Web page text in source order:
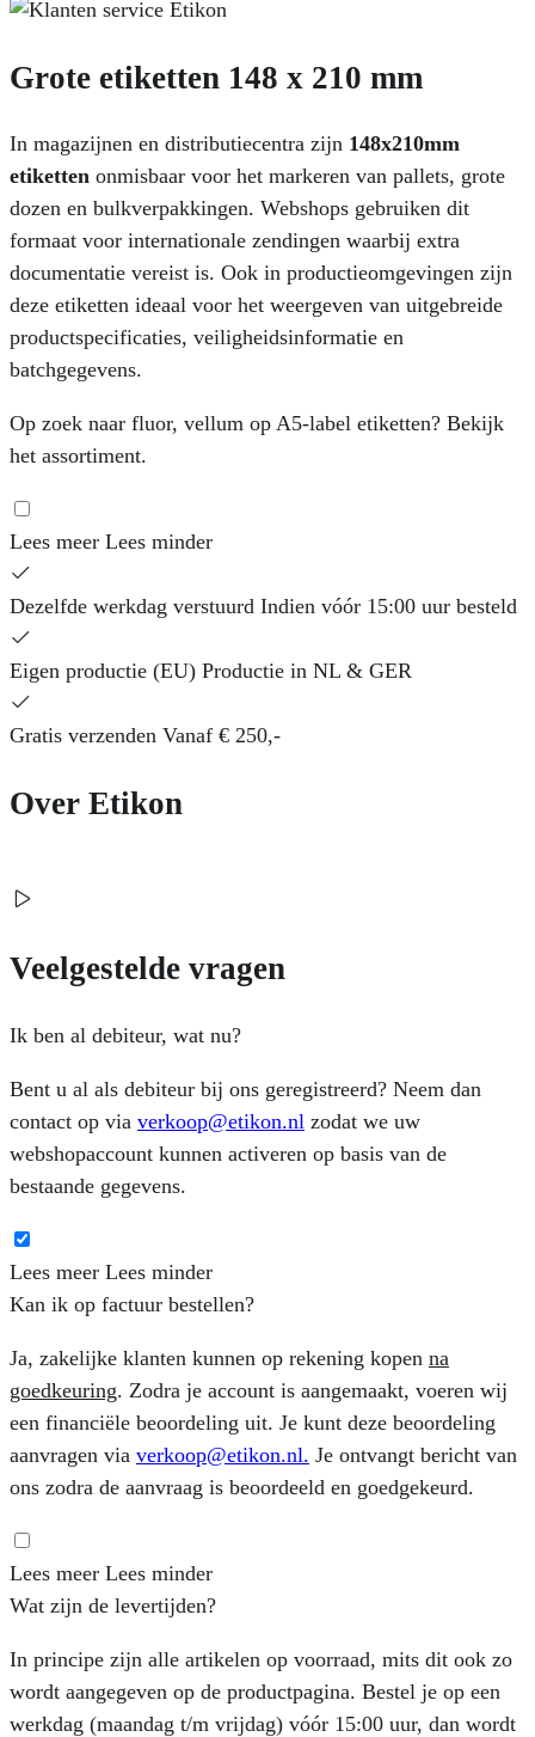
Grote etiketten 148 x 210 mm
In magazijnen en distributiecentra zijn 148x210mm
etiketten onmisbaar voor het markeren van pallets, grote
dozen en bulkverpakkingen. Webshops gebruiken dit
formaat voor internationale zendingen waarbij extra
documentatie vereist is. Ook in productieomgevingen zijn
deze etiketten ideaal voor het weergeven van uitgebreide
productspecificaties, veiligheidsinformatie en
batchgegevens.
Op zoek naar fluor, vellum op A5-label etiketten? Bekijk
het assortiment.
Lees meer Lees minder
Dezelfde werkdag verstuurd Indien vóór 15:00 uur besteld
Eigen productie (EU) Productie in NL & GER
Gratis verzenden Vanaf € 250,-
Over Etikon
Veelgestelde vragen
Ik ben al debiteur, wat nu?
Bent u al als debiteur bij ons geregistreerd? Neem dan
contact op via verkoop@etikon.nl zodat we uw
webshopaccount kunnen activeren op basis van de
bestaande gegevens.
Lees meer Lees minder
Kan ik op factuur bestellen?
Ja, zakelijke klanten kunnen op rekening kopen na
goedkeuring. Zodra je account is aangemaakt, voeren wij
een financiële beoordeling uit. Je kunt deze beoordeling
aanvragen via verkoop@etikon.nl. Je ontvangt bericht van
ons zodra de aanvraag is beoordeeld en goedgekeurd.
Lees meer Lees minder
Wat zijn de levertijden?
In principe zijn alle artikelen op voorraad, mits dit ook zo
wordt aangegeven op de productpagina. Bestel je op een
werkdag (maandag t/m vrijdag) vóór 15:00 uur, dan wordt